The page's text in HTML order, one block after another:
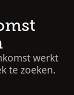
werkt
te zoeken.